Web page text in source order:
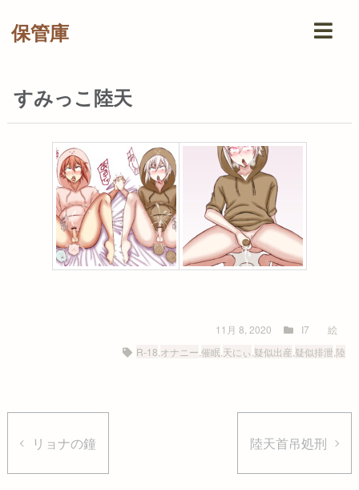
保管庫
すみっこ陸天
11月 8, 2020 I7
絵
R-18 オナニー ,催眠 天にぃ 疑似出産 疑似排泄 陸
リョナの鐘 陸天首吊処刑